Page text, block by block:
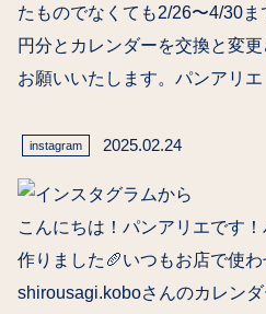
たものでなくても2/26〜4/30
円分とカレンダーを交換と変
お願いいたします。パンアリエ
instagram 2025.02.24
こんにちは！パンアリエです
作りました🥖いつもお店で使
shirousagi.koboさんのカレン